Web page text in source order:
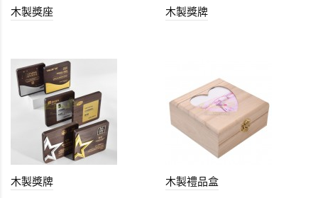
木製獎座 木製獎牌
木製獎牌 木製禮品盒